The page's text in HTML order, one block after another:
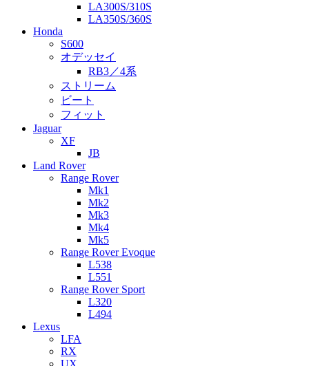
LA300S/310S
LA350S/360S
Honda
S600
オデッセイ
RB3／4系
ストリーム
ビート
フィット
Jaguar
XF
JB
Land Rover
Range Rover
Mk1
Mk2
Mk3
Mk4
Mk5
Range Rover Evoque
L538
L551
Range Rover Sport
L320
L494
Lexus
LFA
RX
UX